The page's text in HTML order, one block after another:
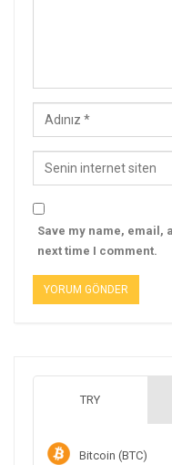
Save my name, email,
next time I comment.
TRY
Bitcoin (BTC)